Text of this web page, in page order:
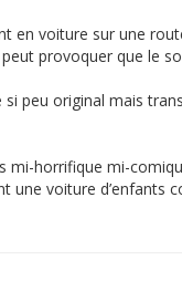
en voiture sur une
provoquer que le
peu original mais
horrifique mi-
une voiture d’enfants